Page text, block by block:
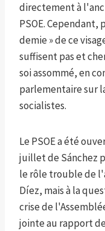
directement à
PSOE. Cependant,
demie » de ce
suffisent pas et
soi assommé, en
parlementaire sur
socialistes.
Le PSOE a été
juillet de Sánchez
le rôle trouble de
Díez, mais à la
crise de
jointe au rapport